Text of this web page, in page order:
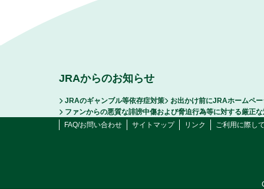
JRAからのお知らせ
JRAのギャンブル等依存症対策
お出かけ前にJRAホームペ
ファンからの悪質な誹謗中傷および脅迫行為等に対する厳正
FAQ/お問い合わせ
サイトマップ リンク ご利用に際し